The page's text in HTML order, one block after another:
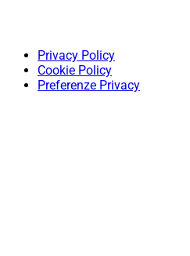
Privacy Policy
Cookie Policy
Preferenze Privacy